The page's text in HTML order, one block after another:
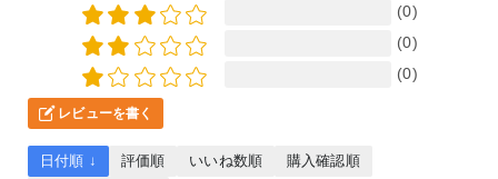
(0)
(0)
(0)
レビューを書く
日付順 ↓ 評価順 いいね数順
購入確認順